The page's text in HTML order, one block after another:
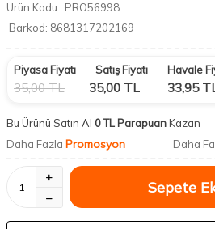
Ürün Kodu: PRO56998
Barkod: 8681317202169
Piyasa Fiyatı
35,00TL
Satış Fiyatı
35,00 TL
Havale
33,95
Bu Ürünü Satın Al 0 TL ParapuanKazan
Daha Fazla Promosyon Daha
Sepete